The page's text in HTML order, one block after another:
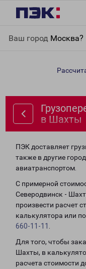
Ваш город Москва?
Шахты
в Шахты
ПЭК доставляет
также в другие
авиатранспортом.
С примерной
Северодвинск -
произвести расчет
калькулятора или
660-11-11
Для того, чтобы
Шахты, в
расчета стоимости